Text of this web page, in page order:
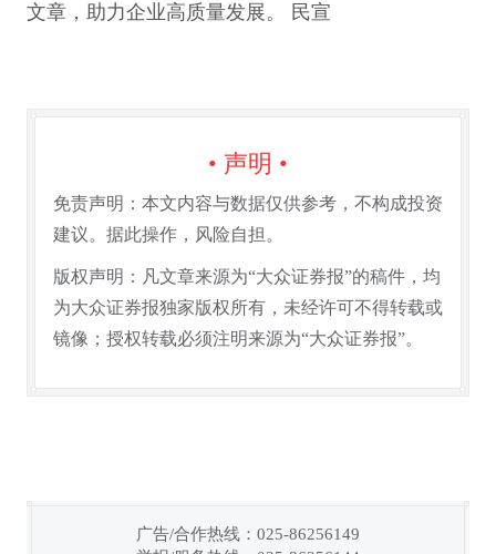
文章，助力企业高质量发展。 民宣
• 声明 •
免责声明：本文内容与数据仅供参考，不构成投资
建议。据此操作，风险自担。
版权声明：凡文章来源为“大众证券报”的稿件，均
为大众证券报独家版权所有，未经许可不得转载或
镜像；授权转载必须注明来源为“大众证券报”。
广告/合作热线：025-86256149